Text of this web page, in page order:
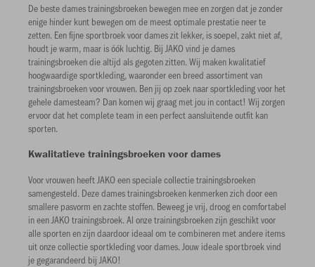
De beste dames trainingsbroeken bewegen mee en zorgen dat je zonder
enige hinder kunt bewegen om de meest optimale prestatie neer te
zetten. Een fijne sportbroek voor dames zit lekker, is soepel, zakt niet af,
houdt je warm, maar is óók luchtig. Bij JAKO vind je dames
trainingsbroeken die altijd als gegoten zitten. Wij maken kwalitatief
hoogwaardige sportkleding, waaronder een breed assortiment van
trainingsbroeken voor vrouwen. Ben jij op zoek naar sportkleding voor het
gehele damesteam? Dan komen wij graag met jou in contact! Wij zorgen
ervoor dat het complete team in een perfect aansluitende outfit kan
sporten.
Kwalitatieve trainingsbroeken voor dames
Voor vrouwen heeft JAKO een speciale collectie trainingsbroeken
samengesteld. Deze dames trainingsbroeken kenmerken zich door een
smallere pasvorm en zachte stoffen. Beweeg je vrij, droog en comfortabel
in een JAKO trainingsbroek. Al onze trainingsbroeken zijn geschikt voor
alle sporten en zijn daardoor ideaal om te combineren met andere items
uit onze collectie sportkleding voor dames. Jouw ideale sportbroek vind
je gegarandeerd bij JAKO!